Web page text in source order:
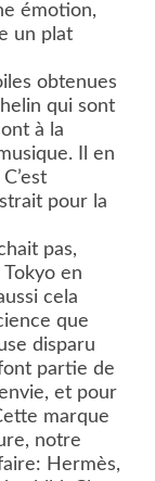
émotion,
un plat
obtenues
qui sont
à la
Il en
pour la
pas,
en
cela
que
disparu
partie de
et pour
marque
notre
Hermès,